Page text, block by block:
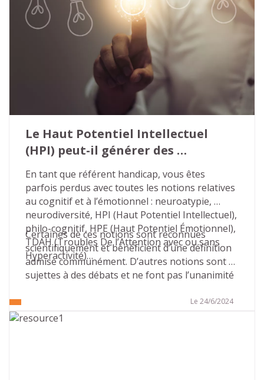
mesures existantes et les solutions à mettre en
place pour assurer un environnement sain et
productif.
Le Haut Potentiel Intellectuel
(HPI) peut-il générer des
situations de handicap ?
En tant que référent handicap, vous êtes
parfois perdus avec toutes les notions relatives
au cognitif et à l’émotionnel : neuroatypie,
neurodiversité, HPI (Haut Potentiel Intellectuel),
philo-cognitif, HPE (Haut Potentiel Émotionnel),
TDAH (Troubles De l’Attention avec ou sans
Hyperactivité)…
Certaines de ces notions sont reconnues
scientifiquement et bénéficient d’une définition
admise communément. D’autres notions sont
sujettes à des débats et ne font pas l’unanimité
Le 24/6/2024